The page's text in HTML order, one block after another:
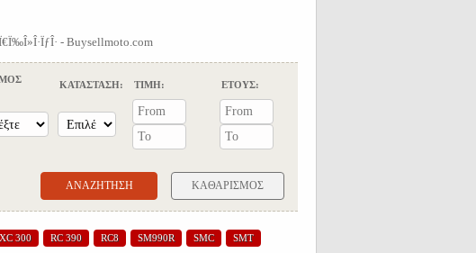
- Buysellmoto.com
ΚΑΤΑΣΤΑΣΗ: ΤΙΜΗ: ΕΤΟΥΣ:
ΚΑΘΑΡΙΣΜΟΣ
300 RC 390 RC8 SM990R SMC
SMT